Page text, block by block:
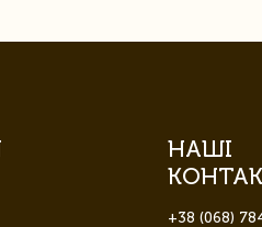
НАШІ
+38 (068)